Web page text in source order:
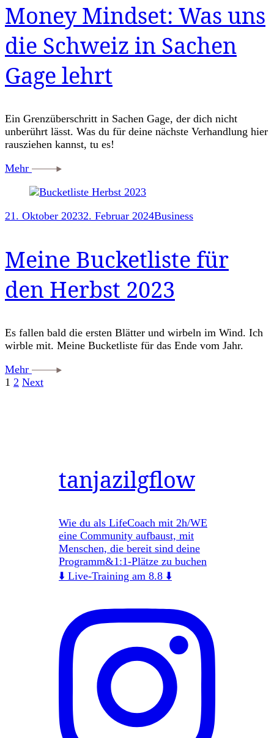
Money Mindset: Was uns
die Schweiz in Sachen
Gage lehrt
Ein Grenzüberschritt in Sachen Gage, der dich nicht
unberührt lässt. Was du für deine nächste Verhandlung hier
rausziehen kannst, tu es!
Mehr
21. Oktober 20232. Februar 2024Business
Meine Bucketliste für
den Herbst 2023
Es fallen bald die ersten Blätter und wirbeln im Wind. Ich
wirble mit. Meine Bucketliste für das Ende vom Jahr.
Mehr
Seitennummerierung
Page
1 Page
2 Next
tanjazilgflow
Wie du als LifeCoach mit 2h/WE
eine Community aufbaust, mit
Menschen, die bereit sind deine
Programm&1:1-Plätze zu buchen
⬇️ Live-Training am 8.8 ⬇️